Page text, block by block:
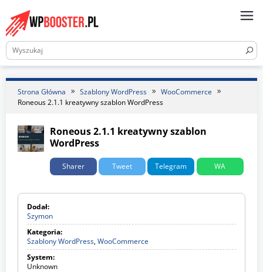
content
Strona Główna Szablony WordPress
WooCommerce
Roneous 2.1.1 kreatywny szablon WordPress
Roneous 2.1.1 kreatywny szablon
WordPress
Sharer Tweet Telegram WA
Dodał:
Szymon
Kategoria:
Szablony WordPress,WooCommerce
z
System:
Unknown